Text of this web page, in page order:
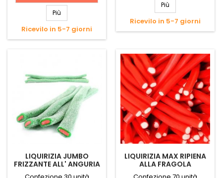
Più
Ricevilo in 5-7 giorni
Più
Ricevilo in 5-7 giorni
LIQUIRIZIA JUMBO
FRIZZANTE ALL' ANGURIA
LIQUIRIZIA MAX RIPIENA
ALLA FRAGOLA